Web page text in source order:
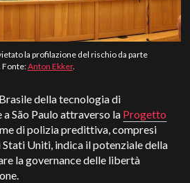
la profilazione del rischio da parte
Fonte:Anton Ekker.
della tecnologia di
São Paulo attraverso la Progetto
di polizia predittiva, compresi
Uniti, indica il potenziale della
la governance delle libertà